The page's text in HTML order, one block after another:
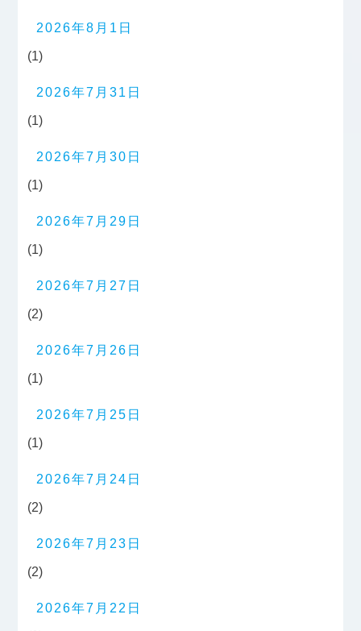
2026年8月1日
(1)
2026年7月31日
(1)
2026年7月30日
(1)
2026年7月29日
(1)
2026年7月27日
(2)
2026年7月26日
(1)
2026年7月25日
(1)
2026年7月24日
(2)
2026年7月23日
(2)
2026年7月22日